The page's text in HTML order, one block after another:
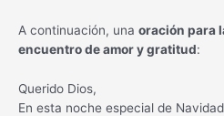
A continuación, una oración para
encuentro de amor y gratitud:
Querido Dios,
En esta noche especial de